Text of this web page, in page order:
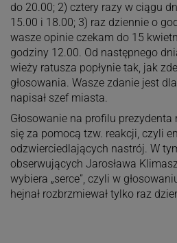
do 20.00; 2) cztery razy w ciągu
15.00 i 18.00; 3) raz dziennie o
wasze opinie czekam do 15
godziny 12.00. Od następnego
wieży ratusza popłynie tak, jak
głosowania. Wasze zdanie jest
napisał szef miasta.
Głosowanie na profilu
się za pomocą tzw. reakcji, czyli
odzwierciedlających nastrój. W
obserwujących Jarosława
wybiera „serce”, czyli w
hejnał rozbrzmiewał tylko raz